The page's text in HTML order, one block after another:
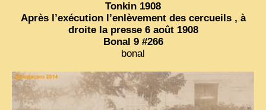
Tonkin 1908
Après l’exécution l’enlèvement des cercueils , à
droite la presse 6 août 1908
Bonal 9 #266
bonal